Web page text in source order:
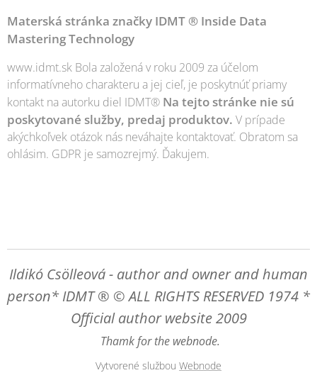
Materská stránka značky IDMT ® Inside Data
Mastering Technology
www.idmt.sk Bola založená v roku 2009 za účelom
informatívneho charakteru a jej cieľ, je poskytnúť priamy
kontakt na autorku diel IDMT® Na tejto stránke nie sú
poskytované služby, predaj produktov. V prípade
akýchkoľvek otázok nás neváhajte kontaktovať. Obratom sa
ohlásim. GDPR je samozrejmý. Ďakujem.
Ildikó Csölleová - author and owner and human
person* IDMT ® © ALL RIGHTS RESERVED 1974 *
Official author website 2009
Thamk for the webnode.
Vytvorené službou Webnode